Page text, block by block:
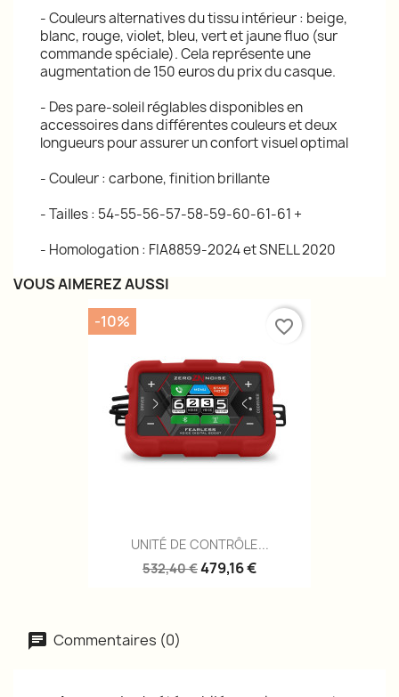
- Couleurs alternatives du tissu intérieur : beige,
blanc, rouge, violet, bleu, vert et jaune fluo (sur
commande spéciale). Cela représente une
augmentation de 150 euros du prix du casque.
- Des pare-soleil réglables disponibles en
accessoires dans différentes couleurs et deux
longueurs pour assurer un confort visuel optimal
- Couleur : carbone, finition brillante
- Tailles : 54-55-56-57-58-59-60-61-61 +
- Homologation : FIA8859-2024 et SNELL 2020
VOUS AIMEREZ AUSSI
UNITÉ DE CONTRÔLE...
532,40 €479,16 €
-10% favorite_border
Commentaires (0)